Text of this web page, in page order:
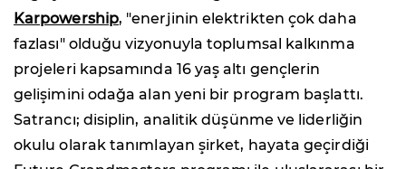
Karpowership, "enerjinin elektrikten çok daha
fazlası" olduğu vizyonuyla toplumsal kalkınma
projeleri kapsamında 16 yaş altı gençlerin
gelişimini odağa alan yeni bir program başlattı.
Satrancı; disiplin, analitik düşünme ve liderliğin
okulu olarak tanımlayan şirket, hayata geçirdiği